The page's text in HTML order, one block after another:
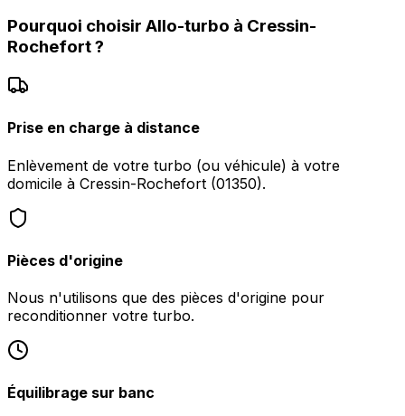
Pourquoi choisir Allo-turbo à Cressin-
Rochefort?
Prise en charge à distance
Enlèvement de votre turbo (ou véhicule) à votre
domicile à Cressin-Rochefort (01350).
Pièces d'origine
Nous n'utilisons que des pièces d'origine pour
reconditionner votre turbo.
Équilibrage sur banc